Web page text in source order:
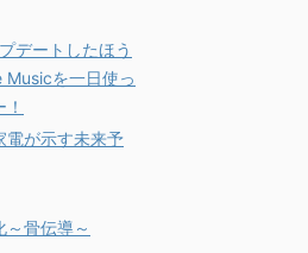
デートしたほう
を一日使っ
電が示す未来予
～骨伝導～